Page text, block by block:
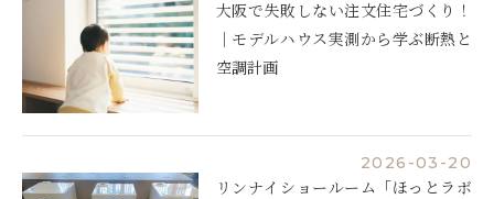
大阪で失敗しない注文住宅づくり！
｜モデルハウス実測から学ぶ断熱と
空調計画
2026-03-20
リンナイショールーム「ほっとラボ